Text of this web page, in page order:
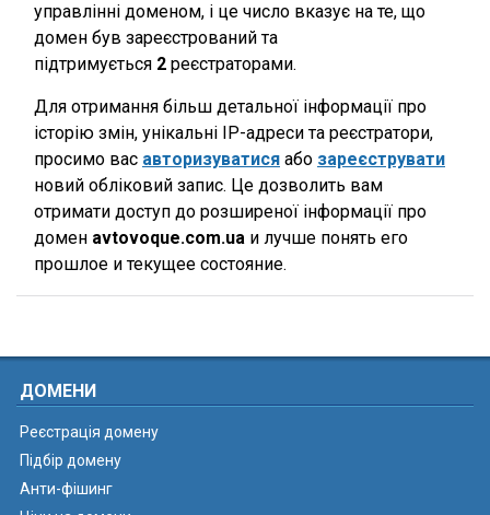
управлінні доменом, і це число вказує на те, що
домен був зареєстрований та
підтримується 2 реєстраторами.
Для отримання більш детальної інформації про
історію змін, унікальні IP-адреси та реєстратори,
просимо вас авторизуватися або зареєструвати
новий обліковий запис. Це дозволить вам
отримати доступ до розширеної інформації про
домен avtovoque.com.ua и лучше понять его
прошлое и текущее состояние.
ДОМЕНИ
Реєстрація домену
Підбір домену
Анти-фішинг